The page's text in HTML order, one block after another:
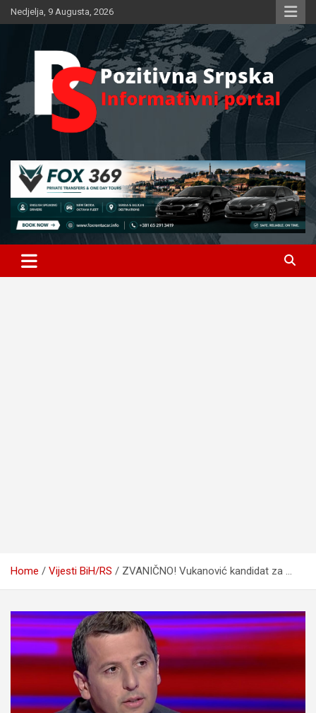
Skip
to
Nedjelja, 9 Augusta, 2026
Pozitivna Srpska
Home Vijesti BiH/RS ZVANIČNO! Vukanović kandidat za …